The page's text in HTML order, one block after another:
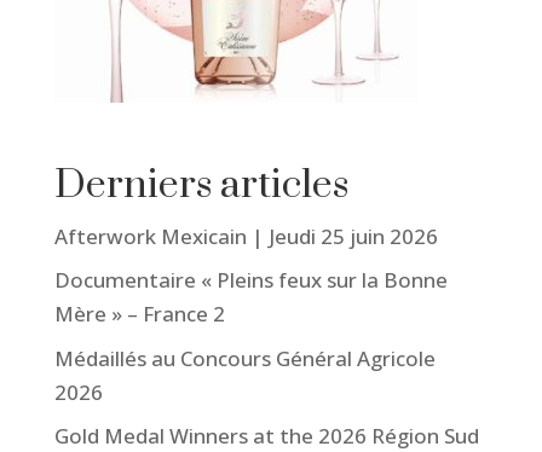
Derniers articles
Afterwork Mexicain | Jeudi 25 juin 2026
Documentaire « Pleins feux sur la Bonne
Mère » – France 2
Médaillés au Concours Général Agricole
2026
Gold Medal Winners at the 2026 Région Sud